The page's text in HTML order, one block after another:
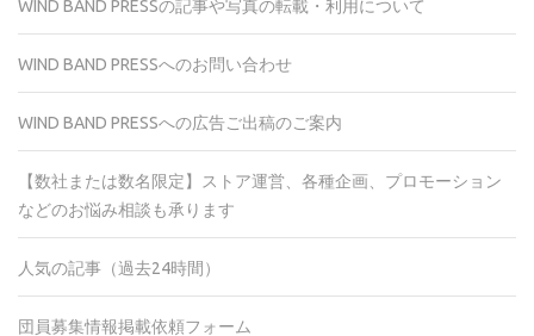
WIND BAND PRESSの記事や写真の転載・利用について
WIND BAND PRESSへのお問い合わせ
WIND BAND PRESSへの広告ご出稿のご案内
【数社または数名限定】ストア運営、各種企画、プロモーション
などのお悩み相談も承ります
人気の記事（過去24時間）
団員募集情報掲載依頼フォーム